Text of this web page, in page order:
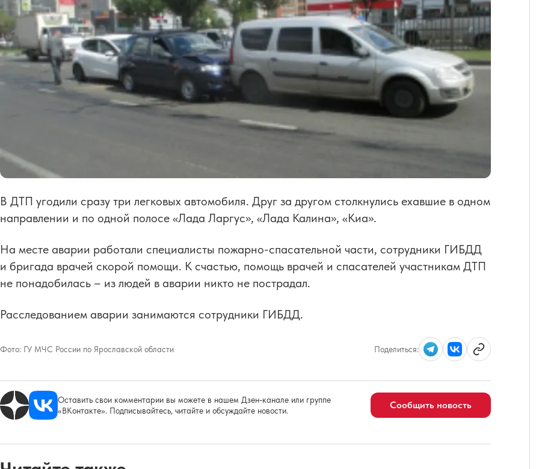
В ДТП угодили сразу три легковых автомобиля. Друг за другом столкнулись ехавшие в одном
направлении и по одной полосе «Лада Ларгус», «Лада Калина», «Киа».
На месте аварии работали специалисты пожарно-спасательной части, сотрудники ГИБДД
и бригада врачей скорой помощи. К счастью, помощь врачей и спасателей участникам ДТП
не понадобилась – из людей в аварии никто не пострадал.
Расследованием аварии занимаются сотрудники ГИБДД.
Фото: ГУ МЧС России по Ярославской области Поделиться:
Оставить свои комментарии вы можете в нашем Дзен-канале или группе
«ВКонтакте». Подписывайтесь, читайте и обсуждайте новости.
Сообщить новость